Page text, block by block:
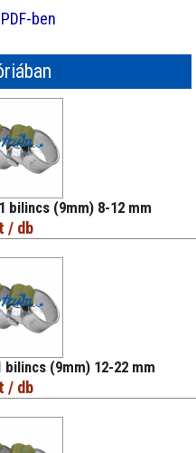
ben
bilincs (9mm) 8-12 mm
/ db
bilincs (9mm) 12-22 mm
/ db